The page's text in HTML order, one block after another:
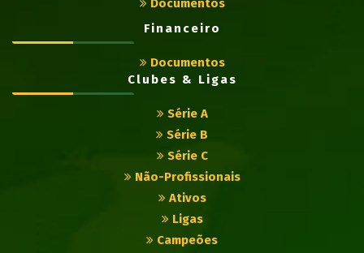
Documentos
Financeiro
Documentos
Clubes & Ligas
Série A
Série B
Série C
Não-Profissionais
Ativos
Ligas
Campeões